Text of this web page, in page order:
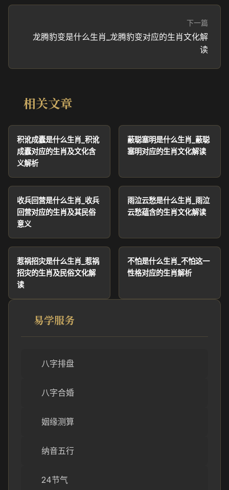
下一篇
龙腾豹变是什么生肖_龙腾豹变对应的生肖文化解
读
相关文章
积讹成蠹是什么生肖_积讹
成蠹对应的生肖及文化含
义解析
蔽聪塞明是什么生肖_蔽聪
塞明对应的生肖文化解读
收兵回营是什么生肖_收兵
回营对应的生肖及其民俗
意义
雨泣云愁是什么生肖_雨泣
云愁蕴含的生肖文化解读
惹祸招灾是什么生肖_惹祸
招灾的生肖及民俗文化解
读
不怕是什么生肖_不怕这一
性格对应的生肖解析
易学服务
八字排盘
八字合婚
姻缘测算
纳音五行
24节气